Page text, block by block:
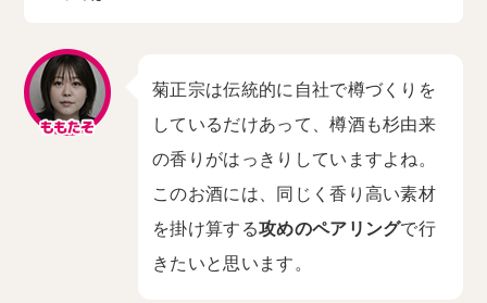
菊正宗は伝統的に自社で樽づくりを
しているだけあって、樽酒も杉由来
の香りがはっきりしていますよね。
このお酒には、同じく香り高い素材
を掛け算する攻めのペアリングで行
きたいと思います。